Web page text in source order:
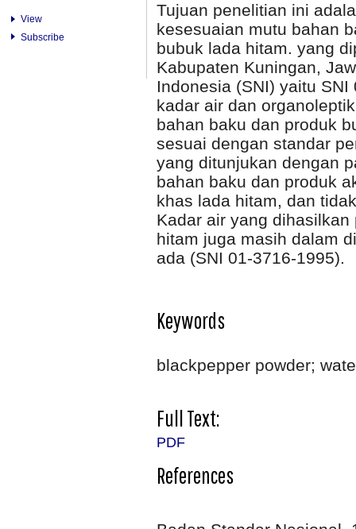
View
Subscribe
Tujuan penelitian ini
kesesuaian mutu bahan
bubuk lada hitam. yang
Kabupaten Kuningan,
Indonesia (SNI) yaitu
kadar air dan
bahan baku dan produk
sesuai dengan standar
yang ditunjukan dengan
bahan baku dan produk
khas lada hitam, dan
Kadar air yang
hitam juga masih dalam
ada (SNI 01-3716-1995).
Keywords
blackpepper powder;
Full Text:
PDF
References